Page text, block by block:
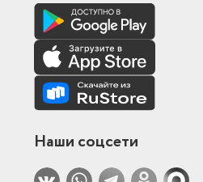
Наши соцсети